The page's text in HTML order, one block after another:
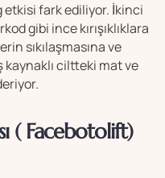
etkisi fark ediliyor. İkinci
gibi ince kırışıklıklara
sıkılaşmasına ve
ciltteki mat ve
( Facebotolift)